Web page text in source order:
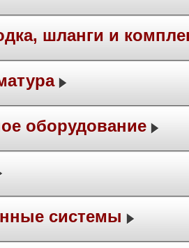
шланги и
оборудование
системы